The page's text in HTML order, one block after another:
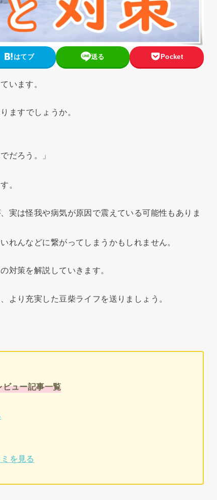
はてブ 送る Pocket
います。
ますでしょうか。
だろう。」
。
実は怪我や病気が原因で震えている可能性もありま
れんなどに繋がってしまうかもしれません。
対策を解説していきます。
より充実した豆柴ライフを送りましょう。
ュー記事一覧
を見る